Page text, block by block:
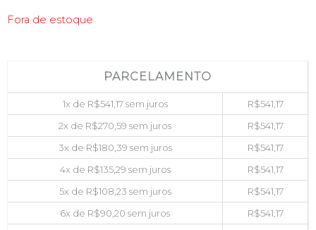
Fora de estoque
PARCELAMENTO
1x de R$541,17sem juros R$541,17
2x de R$270,59 sem juros R$541,17
3x de R$180,39 sem juros R$541,17
4x de R$135,29 sem juros R$541,17
5x de R$108,23 sem juros R$541,17
6x de R$90,20 sem juros R$541,17